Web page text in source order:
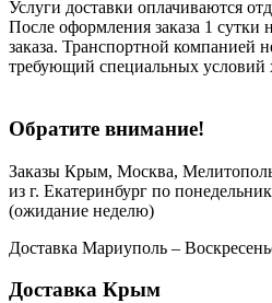
Услуги доставки оплачиваются
После оформления заказа 1 сутки
заказа. Транспортной компанией
требующий специальных условий
Обратите внимание!
Заказы Крым, Москва,
из г. Екатеринбург по
(ожидание неделю)
Доставка Мариуполь –
Доставка Крым